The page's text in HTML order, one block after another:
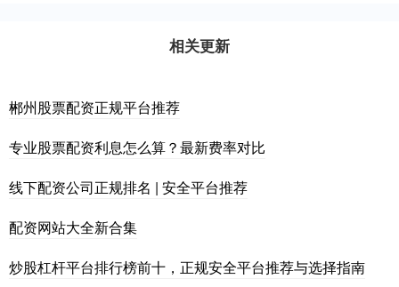
相关更新
郴州股票配资正规平台推荐
专业股票配资利息怎么算？最新费率对比
线下配资公司正规排名 | 安全平台推荐
配资网站大全新合集
炒股杠杆平台排行榜前十，正规安全平台推荐与选择指南